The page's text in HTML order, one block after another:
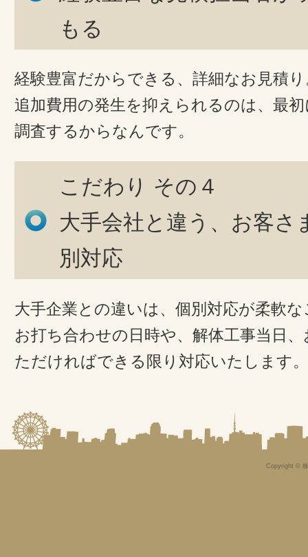
もる
経験豊富だからできる、詳細なお見積
追加費用の発生を抑えられるのは、最
調査するからなんです。
こだわり その４
大手会社と違う、お客さ
別対応
大手企業との違いは、個別対応が柔軟な
お打ち合わせの日時や、解体工事当日
ただければできる限り対応いたします。
Copyright ©